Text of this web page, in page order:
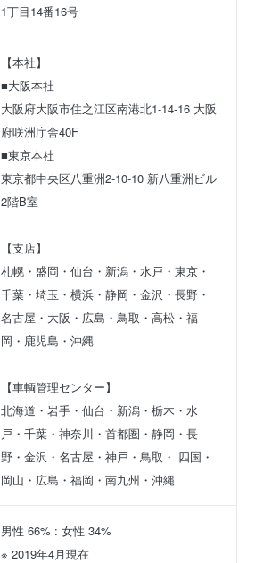
1丁目14番16号
【本社】
■大阪本社
大阪府大阪市住之江区南港北1-14-16 大阪
府咲洲庁舎40F
■東京本社
東京都中央区八重洲2-10-10 新八重洲ビル
2階B室
【支店】
札幌・盛岡・仙台・新潟・水戸・東京・
千葉・埼玉・横浜・静岡・金沢・長野・
名古屋・大阪・広島・鳥取・高松・福
岡・鹿児島・沖縄
【車輌管理センター】
北海道・岩手・仙台・新潟・栃木・水
戸・千葉・神奈川・首都圏・静岡・長
野・金沢・名古屋・神戸・鳥取・ 四国・
岡山・広島・福岡・南九州・沖縄
男性 66% : 女性 34%
※ 2019年4月現在